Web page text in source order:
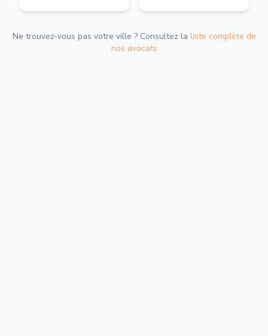
Ne trouvez-vous pas votre ville ? Consultez la liste complète de
nos avocats